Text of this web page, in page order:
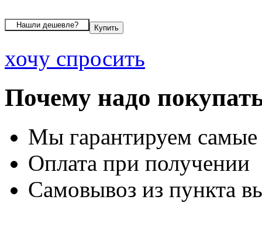
хочу спросить
Почему надо
Мы гарантируем
Оплата при получении
Самовывоз из пункта